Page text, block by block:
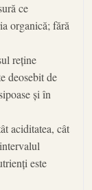
ce
organică; fără
reține
deosebit de
și în
aciditatea, cât
este